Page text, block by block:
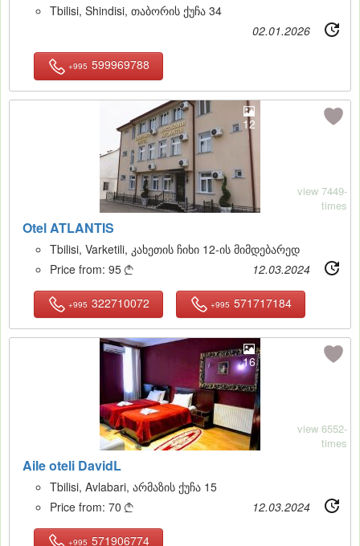
Tbilisi, Shindisi, თაბორის ქუჩა 34
02.01.2026
+995 599969788
12
Otel ATLANTIS
view 7449-
times
Tbilisi, Varketili, კახეთის ჩიხი 12-ის მიმდებარედ
Price from: 95  12.03.2024
+995 322710072 +995 571717184
16
Aile oteli DavidL
view 6552-
times
Tbilisi, Avlabari, არმაზის ქუჩა 15
Price from: 70  12.03.2024
+995 571906774